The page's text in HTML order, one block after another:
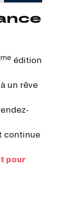
édition
un rêve
continue
pour